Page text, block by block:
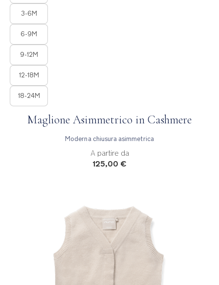
3-6M
6-9M
9-12M
12-18M
18-24M
Maglione Asimmetrico in Cashmere
Moderna chiusura asimmetrica
A partire da
125,00 €